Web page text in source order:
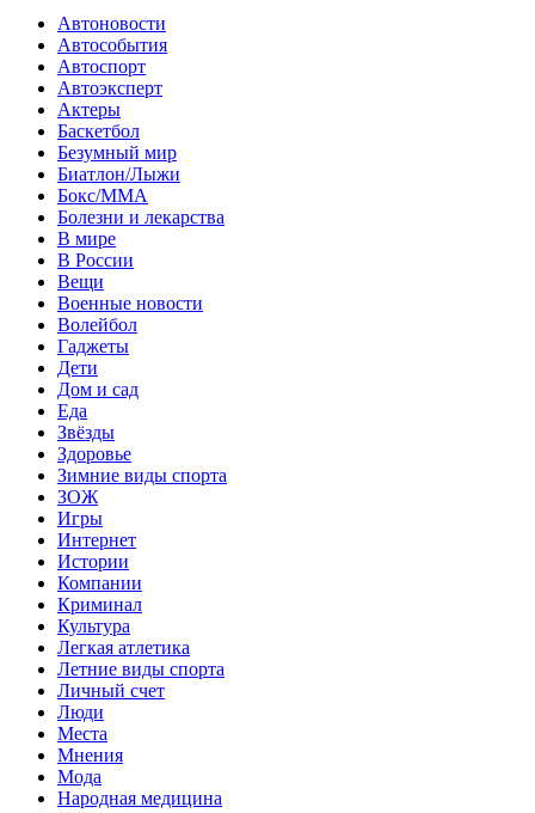
Автоновости
Автособытия
Автоспорт
Автоэксперт
Актеры
Баскетбол
Безумный мир
Биатлон/Лыжи
Бокс/MMA
Болезни и лекарства
В мире
В России
Вещи
Военные новости
Волейбол
Гаджеты
Дети
Дом и сад
Еда
Звёзды
Здоровье
Зимние виды спорта
ЗОЖ
Игры
Интернет
Истории
Компании
Криминал
Культура
Легкая атлетика
Летние виды спорта
Личный счет
Люди
Места
Мнения
Мода
Народная медицина